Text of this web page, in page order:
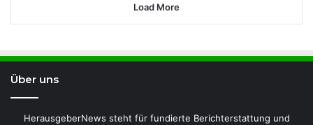
Load More
Über uns
HerausgeberNews steht für fundierte Berichterstattung und